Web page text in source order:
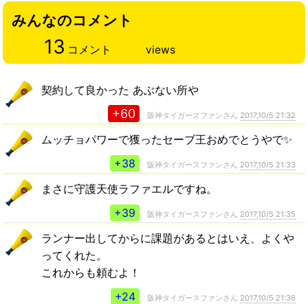
みんなのコメント
13 コメント views
契約して良かった あぶない所や
+60 阪神タイガースファンさん 2017,10/5 21:32
ムッチョパワーで獲ったセーブ王おめでとうやで✨
+38
阪神タイガースファンさん 2017,10/5 21:33
まさに守護天使ラファエルですね。
+39
阪神タイガースファンさん 2017,10/5 21:35
ランナー出してからに課題があるとはいえ、よくや
ってくれた。
これからも頼むよ！
+24
阪神タイガースファンさん 2017,10/5 21:36